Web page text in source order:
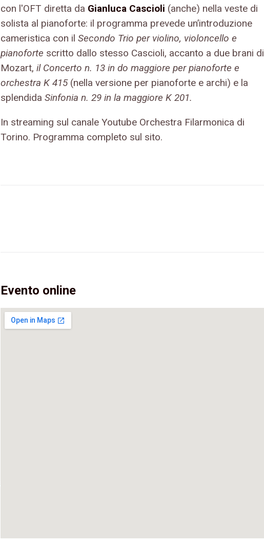
con l'OFT diretta da Gianluca Cascioli (anche) nella veste di
solista al pianoforte: il programma prevede un’introduzione
cameristica con il Secondo Trio per violino, violoncello e
pianoforte scritto dallo stesso Cascioli, accanto a due brani di
Mozart, il Concerto n. 13 in do maggiore per pianoforte e
orchestra K 415(nella versione per pianoforte e archi) e la
splendida Sinfonia n. 29 in la maggiore K 201.
In streaming sul canale Youtube Orchestra Filarmonica di
Torino. Programma completo sul sito.
Evento online